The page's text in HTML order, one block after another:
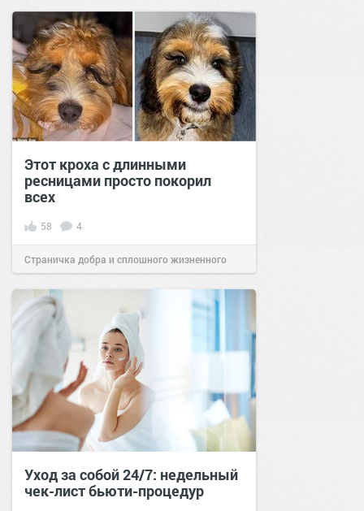
позитива!15:3802 окт 2023
Этот кроха с длинными
ресницами просто покорил
всех
58 4
Страничка добра и сплошного жизненного
позитива! 07:06 08 июл 2021
Уход за собой 24/7: недельный
чек-лист бьюти-процедур